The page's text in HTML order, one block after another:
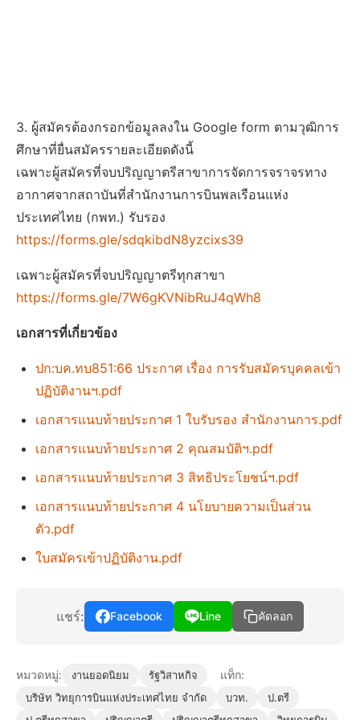
3. ผู้สมัครต้องกรอกข้อมูลลงใน Google form ตามวุฒิการ
ศึกษาที่ยื่นสมัครรายละเอียดดังนี้
เฉพาะผู้สมัครที่จบปริญญาตรีสาขาการจัดการจราจรทาง
อากาศจากสถาบันที่สำนักงานการบินพลเรือนแห่ง
ประเทศไทย (กพท.) รับรอง
https://forms.gle/sdqkibdN8yzcixs39
เฉพาะผู้สมัครที่จบปริญญาตรีทุกสาขา
https://forms.gle/7W6gKVNibRuJ4qWh8
เอกสารที่เกี่ยวข้อง
ปก:บค.ทบ851:66 ประกาศ เรื่อง การรับสมัครบุคคลเข้า
ปฏิบัติงานฯ.pdf
เอกสารแนบท้ายประกาศ 1 ใบรับรอง สำนักงานการ.pdf
เอกสารแนบท้ายประกาศ 2 คุณสมบัติฯ.pdf
เอกสารแนบท้ายประกาศ 3 สิทธิประโยชน์ฯ.pdf
เอกสารแนบท้ายประกาศ 4 นโยบายความเป็นส่วน
ตัว.pdf
ใบสมัครเข้าปฏิบัติงาน.pdf
แชร์: Facebook Line คัดลอก
หมวดหมู่: งานยอดนิยม รัฐวิสาหกิจ แท็ก:
บริษัท วิทยุการบินแห่งประเทศไทย จำกัด บวท.
ป.ตรี